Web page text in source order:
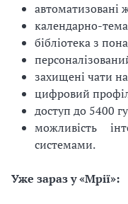
автоматизовані
календарно-
бібліотека з
захищені чати
цифровий
доступ до 5400
можливість
системами.
Уже зараз у «Мрії»: